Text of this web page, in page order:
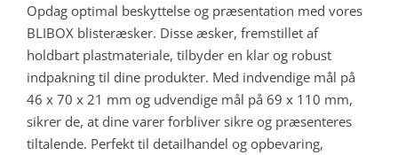
Opdag optimal beskyttelse og præsentation med vores
BLIBOX blisteræsker. Disse æsker, fremstillet af
holdbart plastmateriale, tilbyder en klar og robust
indpakning til dine produkter. Med indvendige mål på
46 x 70 x 21 mm og udvendige mål på 69 x 110 mm,
sikrer de, at dine varer forbliver sikre og præsenteres
tiltalende. Perfekt til detailhandel og opbevaring,